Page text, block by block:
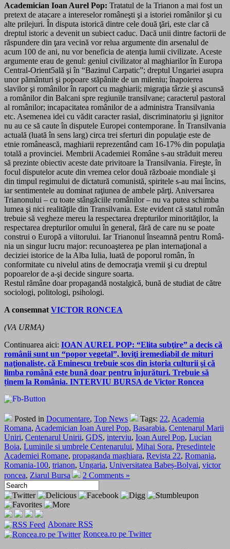
Academician Ioan Aurel Pop: Tratatul de la Trianon a mai fost un
pretext de atacare a intereselor româneşti şi a istoriei românilor şi cu
alte prilejuri. În disputa istorică dintre cele două ţări, este clar că
dreptul istoric a devenit un subiect caduc. Dacă unii dintre factorii de
răspundere din ţara vecină vor relua argumente din arsenalul de
acum 100 de ani, nu vor beneficia de atenţia lumii civilizate. Aceste
argumente erau de genul: geniul civilizator al maghiarilor în Europa
Central-Orient5ală şi în “Bazinul Carpatic”; dreptul Ungariei asupra
unor pământuri şi popoare stăpânite de un mileniu; înapoierea
slavilor şi românilor în raport cu maghiarii; migraţia târzie şi ascunsă
a românilor din Balcani spre regiunile transilvane; caracterul pastoral
al românilor; incapacitatea românilor de a administra Transilvania
etc. Asemenea idei cu vădit caracter rasial, discriminatoriu şi jignitor
nu au ce să caute în disputele Europei contemporane. În Transilvania
actuală (luată în sens larg) circa trei sferturi din populaţie este de
etnie românească, maghiarii reprezentând cam 16-17% din populaţia
totală a provinciei. Membrii Academiei Române s-au străduit mereu
să prezinte obiectiv aceste date privitoare la Transilvania. Fireşte, în
focul disputelor acute din vremea celor două războaie mondiale şi
din timpul regimului de dictatură comunistă, spiritele s-au mai încins,
iar sentimentele au dominat raţiunea de ambele părţi. Aniversarea
Trianonului – cu toate stângăciile românilor – nu va putea schimba
lumea şi nici realităţile din Transilvania. Este evident că statul român
trebuie să vegheze mereu la respectarea drepturilor minorităţilor, la
respectarea drepturilor omului în general, fără de care nu se poate
construi o Europă a viitorului. Iar Trianonul înseamnă pentru Româ­
nia un singur lucru major: recunoaşterea pe plan internaţional a
deciziei istorice de la Alba Iulia, luată de poporul român, în
conformitate cu nivelul atins de democraţia vremii şi cu dreptul
popoarelor de a-şi decide singure soarta.
Restul rămâne doar propagandă nostalgică, bună de studiat de către
sociologi, politologi, psihologi.
A consemnat VICTOR RONCEA
(VA URMA)
Continuarea aici: IOAN AUREL POP: “Elita subţire” a decis că
românii sunt un “popor vegetal”, loviţi iremediabil de mituri
naţionaliste, că Eminescu trebuie scos din istoria culturii şi că
limba română este bună doar pentru înjurături. Trebuie să
ținem la România. INTERVIU BURSA de Victor Roncea
Posted in Documentare, Top News Tags: 22, Academia
Romana, Academician Ioan Aurel Pop, Basarabia, Centenarul Marii
Uniri, Centenarul Unirii, GDS, interviu, Ioan Aurel Pop, Lucian
Boia, Luminile si umbrele Centenarului, Mihai Sora, Presedintele
Academiei Romane, propaganda maghiara, Revista 22, Romania,
Romania-100, trianon, Ungaria, Universitatea Babeș-Bolyai, victor
roncea, Ziarul Bursa 2 Comments »
Abonare RSS
Roncea.ro pe Twitter